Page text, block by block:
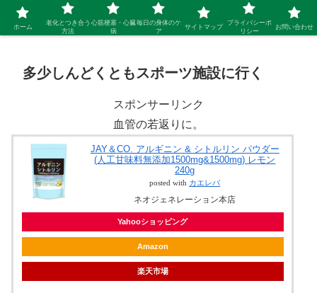
シニア 新しい人生を開拓するブログ
多少しんどくともスポーツ施設に行く
スポンサーリンク
血管の若返りに。
JAY＆CO. アルギニン & シトルリン パウダー
(人工甘味料無添加1500mg&1500mg) レモン
240g
posted with カエレバ
ネオジェネレーション本店
Yahooショッピング
Amazon
楽天市場
ホーム
老化とつき合う
方法
心筋梗塞・心臓
病
毎日の身体のケ
ア
サイトマップ
プライバシーポ
リシー
お問い合わせ